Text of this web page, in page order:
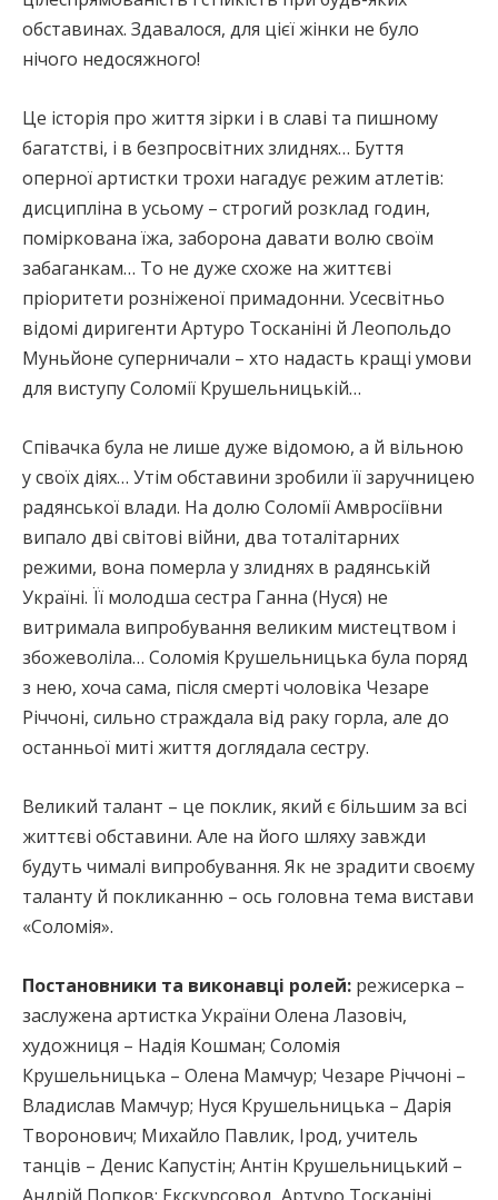
обставинах. Здавалося, для цієї жінки не було
нічого недосяжного!
Це історія про життя зірки і в славі та пишному
багатстві, і в безпросвітних злиднях… Буття
оперної артистки трохи нагадує режим атлетів:
дисципліна в усьому – строгий розклад годин,
поміркована їжа, заборона давати волю своїм
забаганкам… То не дуже схоже на життєві
пріоритети розніженої примадонни. Усесвітньо
відомі диригенти Артуро Тосканіні й Леопольдо
Муньйоне суперничали – хто надасть кращі умови
для виступу Соломії Крушельницькій…
Співачка була не лише дуже відомою, а й вільною
у своїх діях… Утім обставини зробили її заручницею
радянської влади. На долю Соломії Амвросіївни
випало дві світові війни, два тоталітарних
режими, вона померла у злиднях в радянській
Україні. Її молодша сестра Ганна (Нуся) не
витримала випробування великим мистецтвом і
збожеволіла… Соломія Крушельницька була поряд
з нею, хоча сама, після смерті чоловіка Чезаре
Річчоні, сильно страждала від раку горла, але до
останньої миті життя доглядала сестру.
Великий талант – це поклик, який є більшим за всі
життєві обставини. Але на його шляху завжди
будуть чималі випробування. Як не зрадити своєму
таланту й покликанню – ось головна тема вистави
«Соломія».
Постановники та виконавці ролей: режисерка –
заслужена артистка України Олена Лазовіч,
художниця – Надія Кошман; Соломія
Крушельницька – Олена Мамчур; Чезаре Річчоні –
Владислав Мамчур; Нуся Крушельницька – Дарія
Творонович; Михайло Павлик, Ірод, учитель
танців – Денис Капустін; Антін Крушельницький –